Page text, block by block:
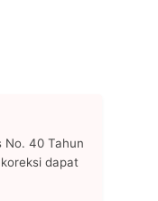
No. 40 Tahun
dapat